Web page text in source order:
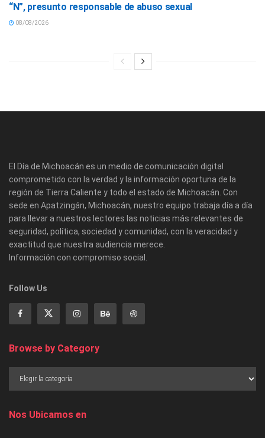
“N”, presunto responsable de abuso sexual
08/08/2026
El Día de Michoacán es un medio de comunicación digital
comprometido con la verdad y la información oportuna de la
región de Tierra Caliente y todo el estado de Michoacán. Con
sede en Apatzingán, Michoacán, nuestro equipo trabaja día a día
para llevar a nuestros lectores las noticias más relevantes de
seguridad, política, sociedad y comunidad, con la veracidad y
exactitud que nuestra audiencia merece.
Información con compromiso social.
Follow Us
Browse by Category
Nos Ubicamos en